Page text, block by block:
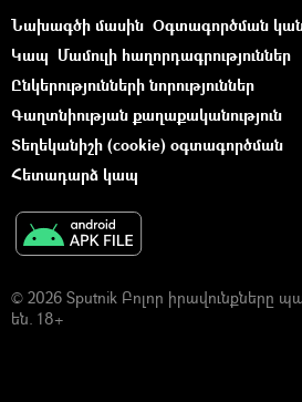
Նախագծի մասին Օգտագործման
Կապ Մամուլի հաղորդագրություններ
Ընկերությունների նորություններ
Գաղտնիության քաղաքականություն
Տեղեկանիշի (cookie) օգտագործման
Հետադարձ կապ
© 2026 Sputnik Բոլոր իրավունքները
են. 18+